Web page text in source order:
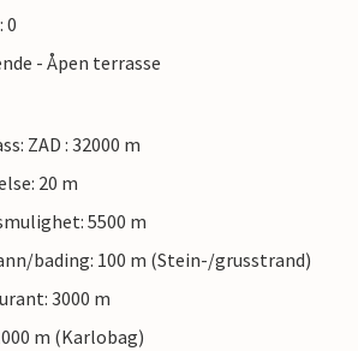
0
- Åpen terrasse
ZAD : 32000 m
20 m
5500 m
bading: 100 m (Stein-/grusstrand)
3000 m
m (Karlobag)